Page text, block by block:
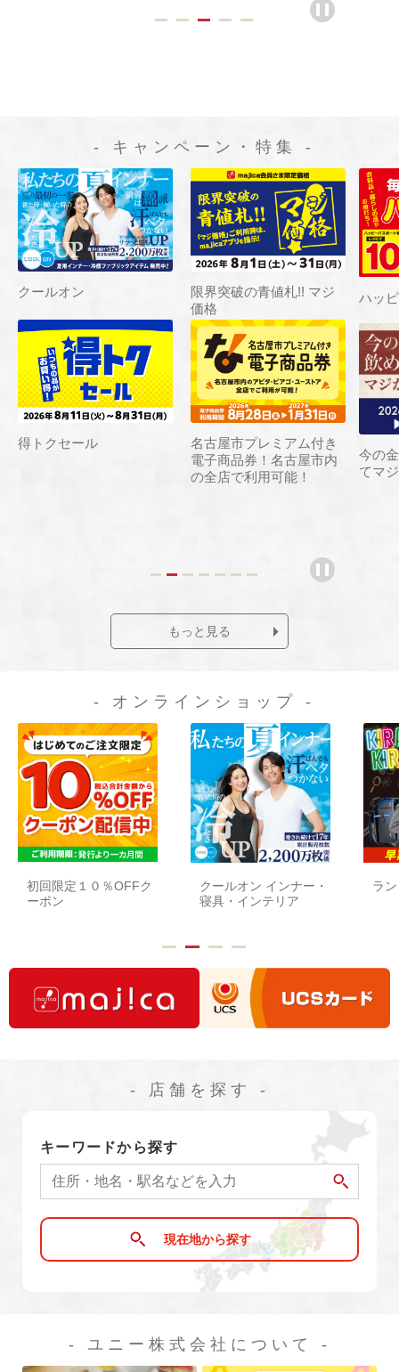
- キャンペーン・特集 -
もっと見る
クールオン
限界突破の青値札!! マジ
価格
得トクセール
名古屋市プレミアム付き
電子商品券！名古屋市内
の全店で利用可能！
ハッ
今の
てマ
- オンラインショップ -
初回限定１０％OFFク
ーポン
クールオン インナー・
寝具・インテリア
ラ
- 店舗を探す -
キーワードから探す
現在地から探す
- ユニー株式会社について -